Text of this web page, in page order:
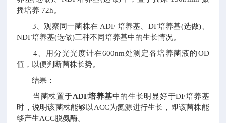
摇培养 72h。
3、观察同一菌株在 ADF 培养基、DF培养基(选做)、
NDF培养基(选做)三种不同培养基中的生长情况。
4、用分光光度计在600nm处测定各培养菌液的OD
值，以便判断菌株长势。
结果：
当菌株置于ADF培养基中的生长明显好于DF培养基
时，说明该菌株能够以ACC为氮源进行生长，即该菌株能
够产生ACC脱氨酶。